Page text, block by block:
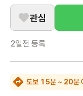
관심
2일전 등록
도보 15분 ~ 20분